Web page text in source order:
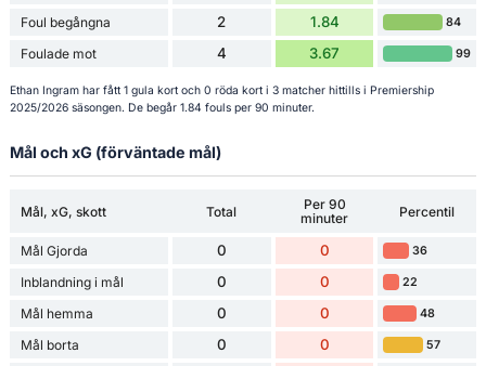
Foul begångna 2 1.84 84
Foulade mot 4 3.67 99
Ethan Ingram har fått 1 gula kort och 0 röda kort i 3 matcher hittills i Premiership
2025/2026 säsongen. De begår 1.84 fouls per 90 minuter.
Mål och xG (förväntade mål)
Mål, xG, skott Total
Per 90
minuter
Percentil
Mål Gjorda 0 0 36
Inblandning i mål 0 0 22
Mål hemma 0 0 48
Mål borta 0 0 57